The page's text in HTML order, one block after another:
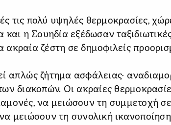
τις πολύ υψηλές θερμοκρασίες,
και η Σουηδία εξέδωσαν
ακραία ζέστη σε δημοφιλείς
απλώς ζήτημα ασφάλειας·
διακοπών. Οι ακραίες
να μειώσουν τη συμμετοχή
μειώσουν τη συνολική